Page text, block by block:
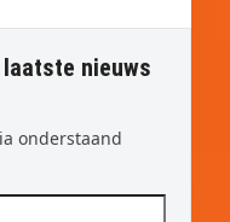
nieuws
onderstaand